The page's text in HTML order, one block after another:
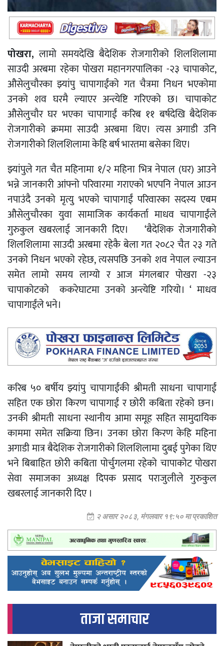
पोखरा, लामो समयदेखि बैदेशिक रोजगारीको शिलशिलामा
साउदी अरबमा रहेका पोखरा महानगरपालिका -२३ चापाकोट,
औसेलुचौरका झ्यांपु चापागाईंको गत चैत्रमा निधन भएकोमा
उनको शव घरमै ल्याएर अन्त्येष्टि गरिएको छ। चापाकोट
औसेलुचौर घर भएका चापागाईं करिब ११ बर्षदेखि बैदेशिक
रोजगारीको क्रममा साउदी अरबमा थिए। त्यस अगाडी उनि
रोजगारीको शिलशिलामा केहि बर्ष भारतमा बसेका थिए।
झ्यांपुले गत चैत महिनामा १/२ महिना भित्र नेपाल (घर) आउने
भन्ने जानकारी आंफ्नो परिवारमा गराएको भएपनि नेपाल आउन
नपाउंदै उनको मृत्यु भएको चापागाईं परिवारका सदस्य एबम
औसेलुचौरका युवा सामाजिक कार्यकर्ता माधव चापागाईंले
गुरुकुल खबरलाई जानकारी दिए। ‘बैदेशिक रोजगारीको
शिलशिलामा साउदी अरबमा रहेकै बेला गत २०८२ चैत २३ गते
उनको निधन भएको रहेछ, त्यसपछि उनको शव नेपाल ल्याउन
समेत लामो समय लाग्यो र आज मंगलबार पोखरा -२३
चापाकोटको ककरेघाटमा उनको अन्त्येष्टि गरियो। ‘ माधव
चापागाईंले भने।
करिब ५० बर्षीय झ्यांपु चापागाईंकी श्रीमती साधना चापागाईं
सहित एक छोरा किरण चापागाईं र छोरी कबिता रहेको छन।
उनकी श्रीमती साधना स्थानीय आमा समूह सहित सामुदायिक
काममा समेत सक्रिया छिन। उनका छोरा किरण केहि महिना
अगाडी मात्र बैदेशिक रोजगारीको शिलशिलामा दुबई पुगेका थिए
भने बिबाहित छोरी कबिता पोर्चुगलमा रहेको चापाकोट पोखरा
सेवा समाजका अध्यक्ष दिपक प्रसाद पराजुलीले गुरुकुल
खबरलाई जानकारी दिए ।
२ असार २०८३, मंगलवार १९:५० मा प्रकाशित
ताजा समाचार